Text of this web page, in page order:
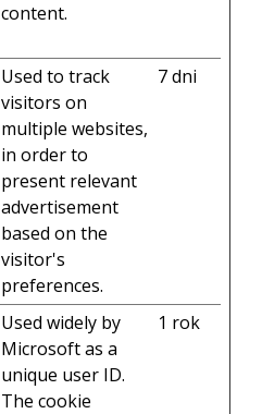
content.
Used to track
visitors on
multiple websites,
in order to
present relevant
advertisement
based on the
visitor's
preferences.
7 dni
Used widely by
Microsoft as a
unique user ID.
The cookie
1 rok